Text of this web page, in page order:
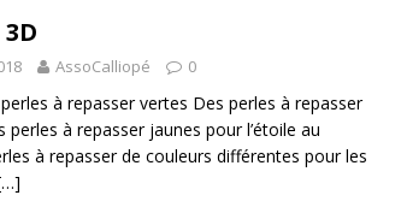
AssoCalliopé 0
à repasser vertes Des perles à repasser
perles à repasser jaunes pour l’étoile au
à repasser de couleurs différentes pour les